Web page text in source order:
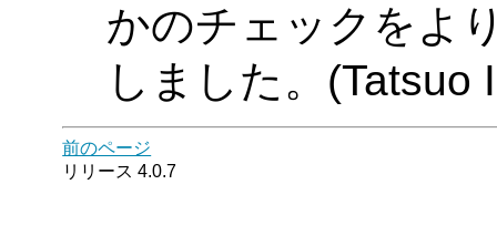
かのチェックをよ
しました。(Tatsuo
前のページ
リリース 4.0.7